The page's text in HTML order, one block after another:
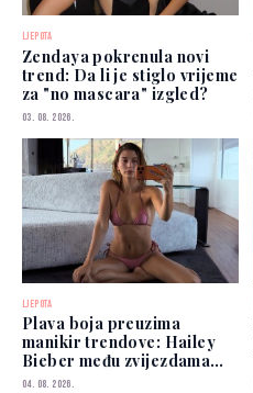
LJEPOTA
Zendaya pokrenula novi
trend: Da li je stiglo vrijeme
za "no mascara" izgled?
03. 08. 2026.
LJEPOTA
Plava boja preuzima
manikir trendove: Hailey
Bieber među zvijezdama
koje je već nose
04. 08. 2026.